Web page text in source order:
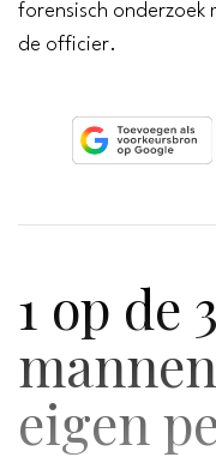
forensisch onderzoek
de officier.
1 op de
eigen